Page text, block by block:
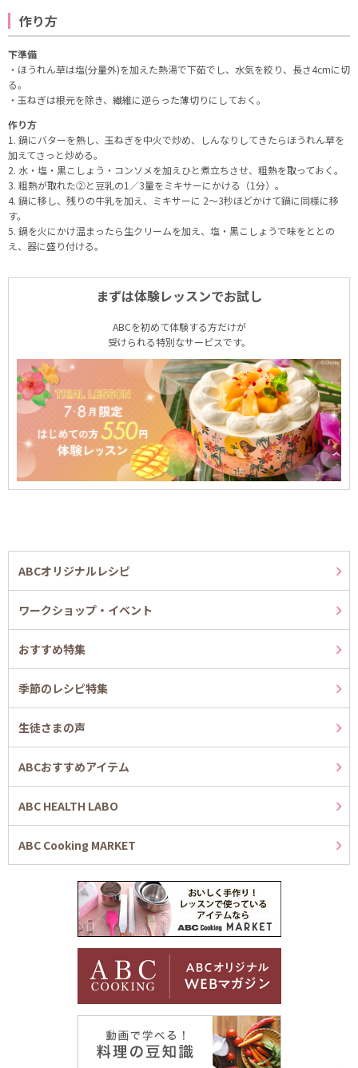
作り方
下準備
・ほうれん草は塩(分量外)を加えた熱湯で下茹でし、水気を絞り、長さ4cmに切
る。
・玉ねぎは根元を除き、繊維に逆らった薄切りにしておく。
作り方
1. 鍋にバターを熱し、玉ねぎを中火で炒め、しんなりしてきたらほうれん草を
加えてさっと炒める。
2. 水・塩・黒こしょう・コンソメを加えひと煮立ちさせ、粗熱を取っておく｡
3. 粗熱が取れた②と豆乳の1／3量をミキサーにかける（1分）。
4. 鍋に移し、残りの牛乳を加え、ミキサーに 2～3秒ほどかけて鍋に同様に移
す。
5. 鍋を火にかけ温まったら生クリームを加え、塩・黒こしょうで味をととの
え、器に盛り付ける。
まずは体験レッスンでお試し
ABCを初めて体験する方だけが
受けられる特別なサービスです。
ABCオリジナルレシピ
ワークショップ・イベント
おすすめ特集
季節のレシピ特集
生徒さまの声
ABCおすすめアイテム
ABC HEALTH LABO
ABC Cooking MARKET